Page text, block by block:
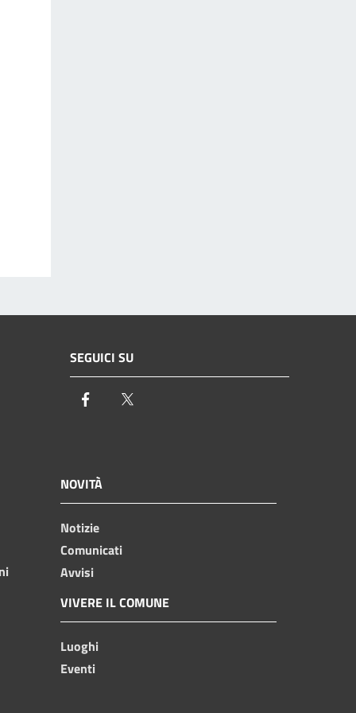
SEGUICI SU
Facebook
NOVITÀ
Notizie
Comunicati
Avvisi
VIVERE IL COMUNE
Luoghi
Eventi